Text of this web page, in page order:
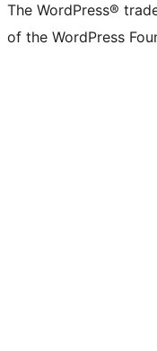
The WordPress®
of the WordPress